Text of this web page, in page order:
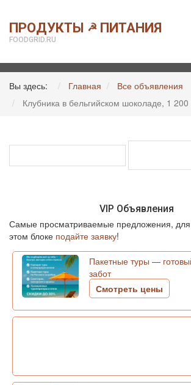
ПРОДУКТЫ ☭ ПИТАНИЯ
FOODGRID.RU
Вы здесь: Главная
Все объявления
Клубника в бельгийском шоколаде, 1 200
VIP Объявления
Самые просматриваемые предложения,
этом блоке подайте заявку!
Пакетные туры —
забот
Смотреть цены